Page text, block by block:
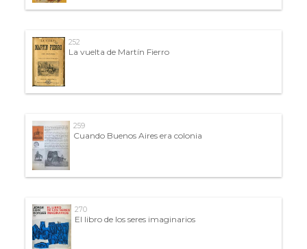
252
La vuelta de Martín Fierro
259
Cuando Buenos Aires era colonia
270
El libro de los seres imaginarios